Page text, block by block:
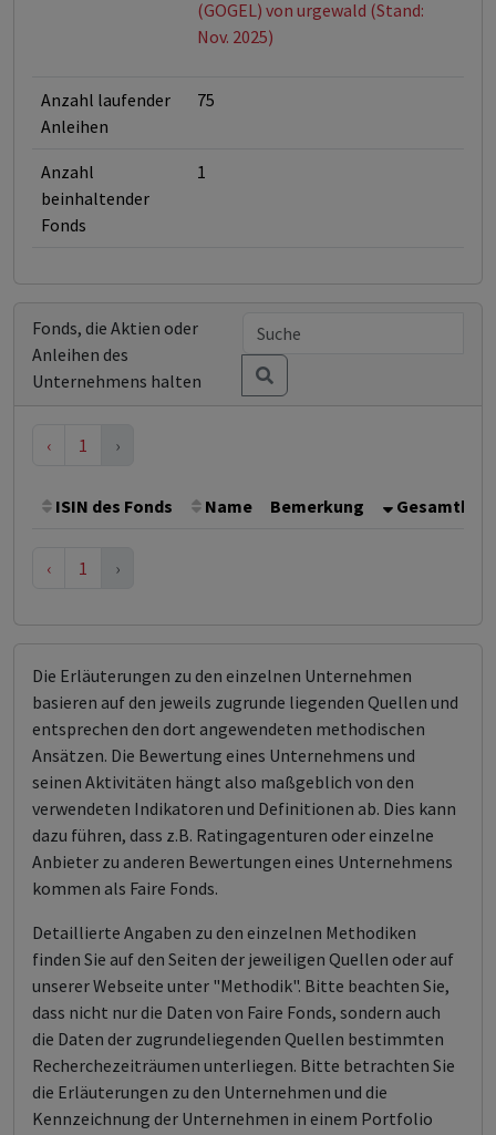
(GOGEL) von urgewald (Stand:
Nov. 2025)
Anzahl laufender
Anleihen
75
Anzahl
beinhaltender
Fonds
1
Fonds, die Aktien oder
Anleihen des
Unternehmens halten
‹ 1 ›
ISIN des Fonds Name Bemerkung
‹ 1 ›
Die Erläuterungen zu den einzelnen Unternehmen
basieren auf den jeweils zugrunde liegenden Quellen und
entsprechen den dort angewendeten methodischen
Ansätzen. Die Bewertung eines Unternehmens und
seinen Aktivitäten hängt also maßgeblich von den
verwendeten Indikatoren und Definitionen ab. Dies kann
dazu führen, dass z.B. Ratingagenturen oder einzelne
Anbieter zu anderen Bewertungen eines Unternehmens
kommen als Faire Fonds.
Detaillierte Angaben zu den einzelnen Methodiken
finden Sie auf den Seiten der jeweiligen Quellen oder auf
unserer Webseite unter "Methodik". Bitte beachten Sie,
dass nicht nur die Daten von Faire Fonds, sondern auch
die Daten der zugrundeliegenden Quellen bestimmten
Recherchezeiträumen unterliegen. Bitte betrachten Sie
die Erläuterungen zu den Unternehmen und die
Kennzeichnung der Unternehmen in einem Portfolio